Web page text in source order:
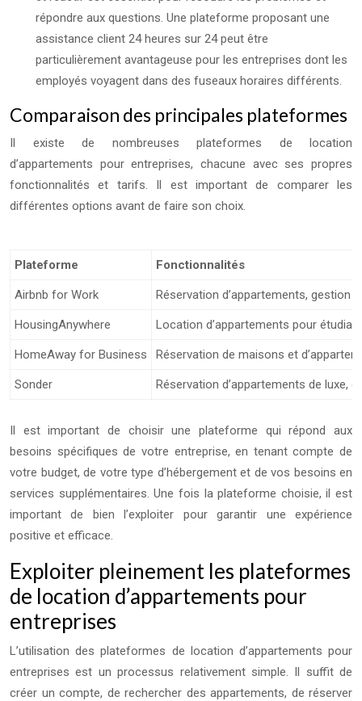
répondre aux questions. Une plateforme proposant une
assistance client 24 heures sur 24 peut être
particulièrement avantageuse pour les entreprises dont les
employés voyagent dans des fuseaux horaires différents.
Comparaison des principales plateformes
Il existe de nombreuses plateformes de location
d’appartements pour entreprises, chacune avec ses propres
fonctionnalités et tarifs. Il est important de comparer les
différentes options avant de faire son choix.
Plateforme Fonctionnalités
Airbnb for Work Réservation d’appartements, gestion
HousingAnywhere Location d’appartements pour
HomeAway for Business Réservation de maisons et
Sonder Réservation d’appartements de luxe,
Il est important de choisir une plateforme qui répond aux
besoins spécifiques de votre entreprise, en tenant compte de
votre budget, de votre type d’hébergement et de vos besoins en
services supplémentaires. Une fois la plateforme choisie, il est
important de bien l’exploiter pour garantir une expérience
positive et efficace.
Exploiter pleinement les plateformes
de location d’appartements pour
entreprises
L’utilisation des plateformes de location d’appartements pour
entreprises est un processus relativement simple. Il suffit de
créer un compte, de rechercher des appartements, de réserver